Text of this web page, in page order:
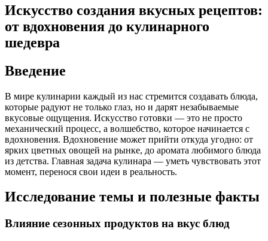
Искусство создания вкусных рецептов:
от вдохновения до кулинарного
шедевра
Введение
В мире кулинарии каждый из нас стремится создавать блюда,
которые радуют не только глаз, но и дарят незабываемые
вкусовые ощущения. Искусство готовки — это не просто
механический процесс, а волшебство, которое начинается с
вдохновения. Вдохновение может прийти откуда угодно: от
ярких цветных овощей на рынке, до аромата любимого блюда
из детства. Главная задача кулинара — уметь чувствовать этот
момент, перенося свои идеи в реальность.
Исследование темы и полезные факты
Влияние сезонных продуктов на вкус блюд